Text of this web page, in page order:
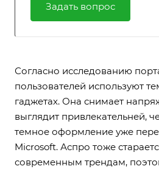
Задать вопрос
Согласно исследованию
пользователей используют
гаджетах. Она снимает
выглядит привлекательней,
темное оформление уже
Microsoft. Аспро тоже
современным трендам,